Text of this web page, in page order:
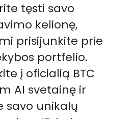
tęsti savo
kelionę,
prisijunkite prie
portfelio.
į oficialią BTC
AI svetainę ir
savo unikalų